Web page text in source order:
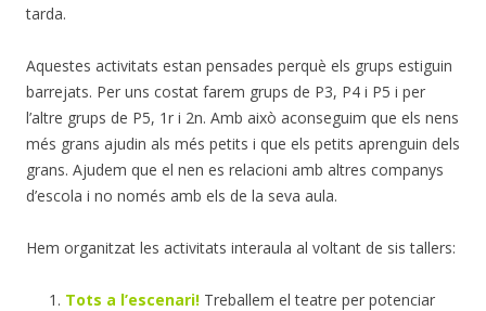
tarda.
Aquestes activitats estan pensades perquè els grups estiguin
barrejats. Per uns costat farem grups de P3, P4 i P5 i per
l’altre grups de P5, 1r i 2n. Amb això aconseguim que els nens
més grans ajudin als més petits i que els petits aprenguin dels
grans. Ajudem que el nen es relacioni amb altres companys
d’escola i no només amb els de la seva aula.
Hem organitzat les activitats interaula al voltant de sis tallers:
Tots a l’escenari! Treballem el teatre per potenciar